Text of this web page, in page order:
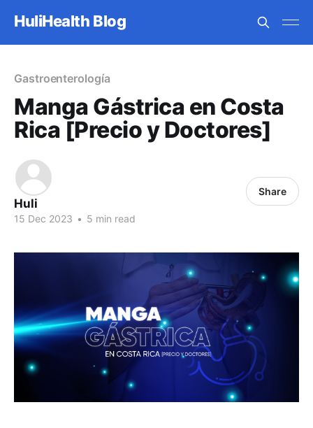
HuliHealth Blog
Gastroenterología
Manga Gástrica en Costa
Rica [Precio y Doctores]
Huli
15 Dec 2023 • 5 min read
Share